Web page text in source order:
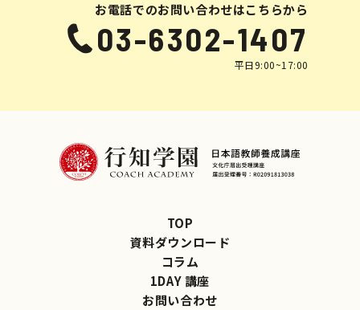
お電話でのお問い合わせはこちらから
03-6302-1407
平日9:00~17:00
TOP
資料ダウンロード
コラム
1DAY 講座
お問い合わせ